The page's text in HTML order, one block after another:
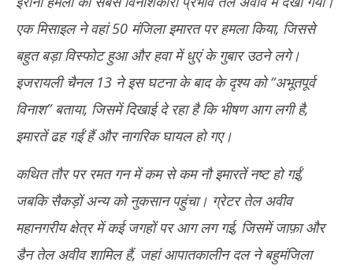
एक मिसाइल ने वहां 50 मंजिला इमारत पर हमला किया, जिससे
बहुत बड़ा विस्फोट हुआ और हवा में धुएं के गुबार उठने लगे।
इजरायली चैनल 13 ने इस घटना के बाद के दृश्य को “अभूतपूर्व
विनाश” बताया, जिसमें दिखाई दे रहा है कि भीषण आग लगी है,
इमारतें ढह गईं हैं और नागरिक घायल हो गए।
कथित तौर पर रमत गन में कम से कम नौ इमारतें नष्ट हो गईं,
जबकि सैकड़ों अन्य को नुकसान पहुंचा। ग्रेटर तेल अवीव
महानगरीय क्षेत्र में कई जगहों पर आग लग गई, जिसमें जाफ़ा और
डैन तेल अवीव शामिल हैं, जहां आपातकालीन दल ने बहुमंजिला